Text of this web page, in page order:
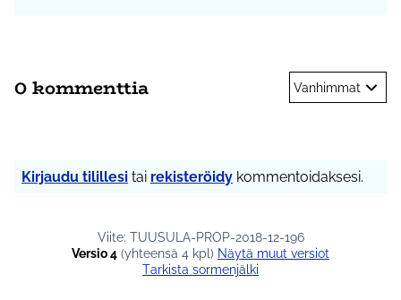
0 kommenttia Vanhimmat
Kirjaudu tilillesi tai rekisteröidy kommentoidaksesi.
Viite: TUUSULA-PROP-2018-12-196
Versio 4 (yhteensä 4 kpl)
näytä muut versiot
Tarkista sormenjälki